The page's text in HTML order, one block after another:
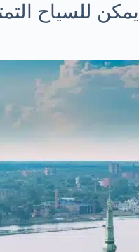
يمكن للسياح